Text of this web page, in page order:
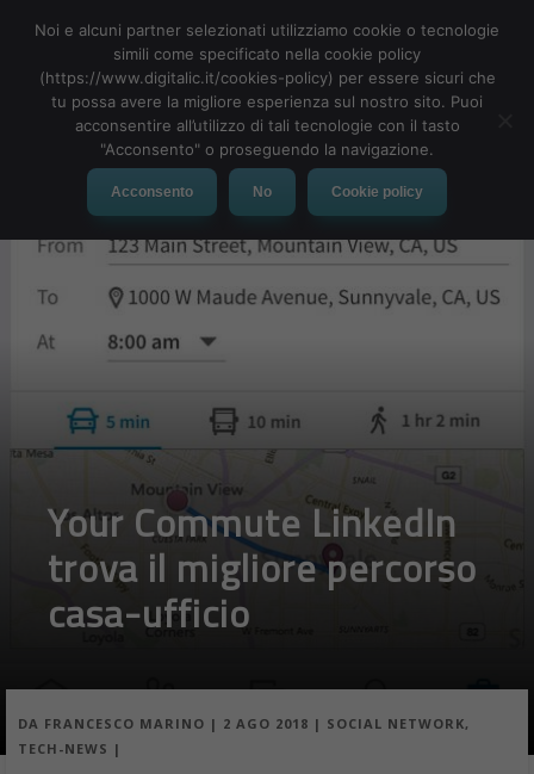
MENU
Your Commute LinkedIn
trova il migliore percorso
casa-ufficio
DA FRANCESCO MARINO | 2 AGO 2018 | SOCIAL NETWORK,
TECH-NEWS |
Noi e alcuni partner selezionati utilizziamo cookie o tecnologie
simili come specificato nella cookie policy
(https://www.digitalic.it/cookies-policy) per essere sicuri che
tu possa avere la migliore esperienza sul nostro sito. Puoi
acconsentire all’utilizzo di tali tecnologie con il tasto
"Acconsento" o proseguendo la navigazione.
Acconsento No Cookie policy